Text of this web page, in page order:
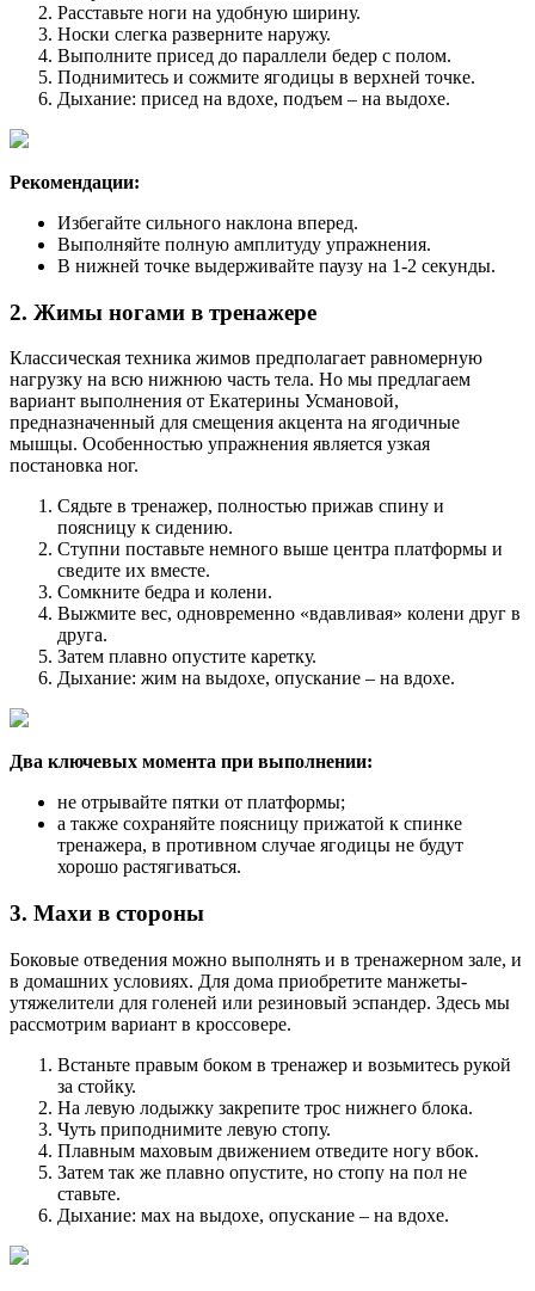
Расставьте ноги на удобную ширину.
Носки слегка разверните наружу.
Выполните присед до параллели бедер с полом.
Поднимитесь и сожмите ягодицы в верхней точке.
Дыхание: присед на вдохе, подъем – на выдохе.
Рекомендации:
Избегайте сильного наклона вперед.
Выполняйте полную амплитуду упражнения.
В нижней точке выдерживайте паузу на 1-2 секунды.
2. Жимы ногами в тренажере
Классическая техника жимов предполагает равномерную
нагрузку на всю нижнюю часть тела. Но мы предлагаем
вариант выполнения от Екатерины Усмановой,
предназначенный для смещения акцента на ягодичные
мышцы. Особенностью упражнения является узкая
постановка ног.
Сядьте в тренажер, полностью прижав спину и
поясницу к сидению.
Ступни поставьте немного выше центра платформы и
сведите их вместе.
Сомкните бедра и колени.
Выжмите вес, одновременно «вдавливая» колени друг в
друга.
Затем плавно опустите каретку.
Дыхание: жим на выдохе, опускание – на вдохе.
Два ключевых момента при выполнении:
не отрывайте пятки от платформы;
а также сохраняйте поясницу прижатой к спинке
тренажера, в противном случае ягодицы не будут
хорошо растягиваться.
3. Махи в стороны
Боковые отведения можно выполнять и в тренажерном зале, и
в домашних условиях. Для дома приобретите манжеты-
утяжелители для голеней или резиновый эспандер. Здесь мы
рассмотрим вариант в кроссовере.
Встаньте правым боком в тренажер и возьмитесь рукой
за стойку.
На левую лодыжку закрепите трос нижнего блока.
Чуть приподнимите левую стопу.
Плавным маховым движением отведите ногу вбок.
Затем так же плавно опустите, но стопу на пол не
ставьте.
Дыхание: мах на выдохе, опускание – на вдохе.